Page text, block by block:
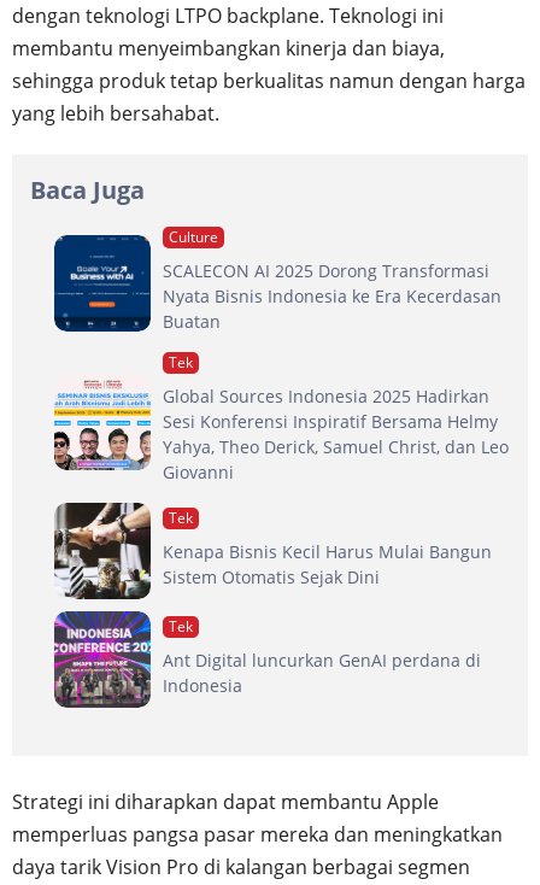
dengan teknologi LTPO backplane. Teknologi ini
membantu menyeimbangkan kinerja dan biaya,
sehingga produk tetap berkualitas namun dengan harga
yang lebih bersahabat.
Baca Juga
Culture
SCALECON AI 2025 Dorong Transformasi
Nyata Bisnis Indonesia ke Era Kecerdasan
Buatan
Tek
Global Sources Indonesia 2025 Hadirkan
Sesi Konferensi Inspiratif Bersama Helmy
Yahya, Theo Derick, Samuel Christ, dan Leo
Giovanni
Tek
Kenapa Bisnis Kecil Harus Mulai Bangun
Sistem Otomatis Sejak Dini
Tek
Ant Digital luncurkan GenAI perdana di
Indonesia
Strategi ini diharapkan dapat membantu Apple
memperluas pangsa pasar mereka dan meningkatkan
daya tarik Vision Pro di kalangan berbagai segmen